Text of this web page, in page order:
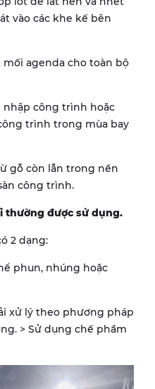
vào các khe kế bên
agenda cho toàn bộ
nhập công trình hoặc
trình trong mùa bay
gỗ còn lẫn trong nền
công trình.
thường được sử dụng.
2 dạng:
phun, nhúng hoặc
xử lý theo phương pháp
> Sử dụng chế phầm